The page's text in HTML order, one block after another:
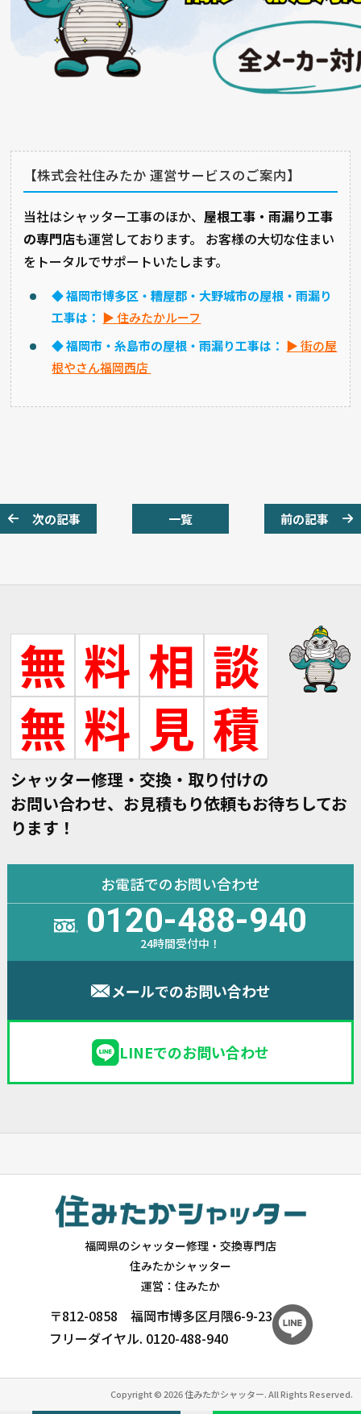
【株式会社住みたか 運営サービスのご案内】
当社はシャッター工事のほか、屋根工事・雨漏り工事
の専門店も運営しております。 お客様の大切な住まい
をトータルでサポートいたします。
◆ 福岡市博多区・糟屋郡・大野城市の屋根・雨漏り
工事は： ▶ 住みたかルーフ
◆ 福岡市・糸島市の屋根・雨漏り工事は： ▶ 街の屋
根やさん福岡西店
次の記事 一覧 前の記事
無 料 相 談
無 料 見 積
シャッター修理・交換・取り付けの
お問い合わせ、お見積もり依頼もお待ちしてお
ります！
お電話でのお問い合わせ
0120-488-940
24時間受付中！
メールでのお問い合わせ
LINEでのお問い合わせ
福岡県のシャッター修理・交換専門店
住みたかシャッター
運営：住みたか
〒812-0858 福岡市博多区月隈6-9-23
フリーダイヤル. 0120-488-940
Copyright © 2026 住みたかシャッター. All Rights Reserved.